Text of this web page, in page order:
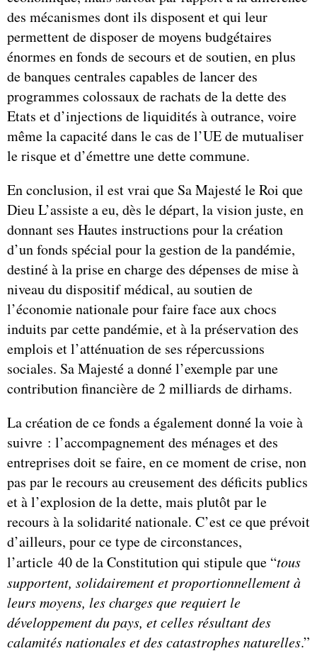
des mécanismes dont ils disposent et qui leur
permettent de disposer de moyens budgétaires
énormes en fonds de secours et de soutien, en plus
de banques centrales capables de lancer des
programmes colossaux de rachats de la dette des
Etats et d’injections de liquidités à outrance, voire
même la capacité dans le cas de l’UE de mutualiser
le risque et d’émettre une dette commune.
En conclusion, il est vrai que Sa Majesté le Roi que
Dieu L’assiste a eu, dès le départ, la vision juste, en
donnant ses Hautes instructions pour la création
d’un fonds spécial pour la gestion de la pandémie,
destiné à la prise en charge des dépenses de mise à
niveau du dispositif médical, au soutien de
l’économie nationale pour faire face aux chocs
induits par cette pandémie, et à la préservation des
emplois et l’atténuation de ses répercussions
sociales. Sa Majesté a donné l’exemple par une
contribution financière de 2 milliards de dirhams.
La création de ce fonds a également donné la voie à
suivre : l’accompagnement des ménages et des
entreprises doit se faire, en ce moment de crise, non
pas par le recours au creusement des déficits publics
et à l’explosion de la dette, mais plutôt par le
recours à la solidarité nationale. C’est ce que prévoit
d’ailleurs, pour ce type de circonstances,
l’article 40 de la Constitution qui stipule que “tous
supportent, solidairement et proportionnellement à
leurs moyens, les charges que requiert le
développement du pays, et celles résultant des
calamités nationales et des catastrophes naturelles.”